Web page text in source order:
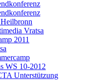
Vratsa
2011
WS 10-2012
Unterstützung